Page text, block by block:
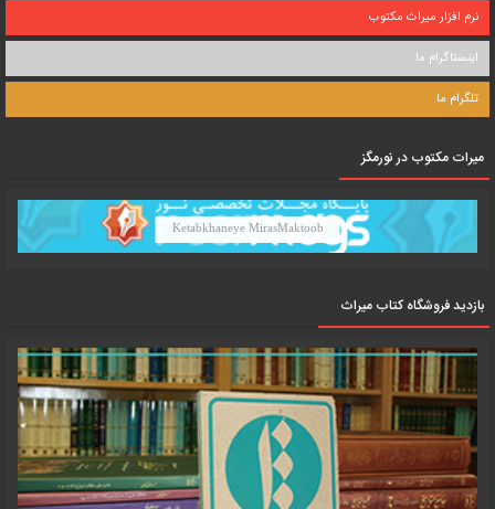
نرم افزار میراث مکتوب
اینستاگرام ما
تلگرام ما
میرات مکتوب در نورمگز
Ketabkhaneye MirasMaktoob
بازدید فروشگاه کتاب میراث